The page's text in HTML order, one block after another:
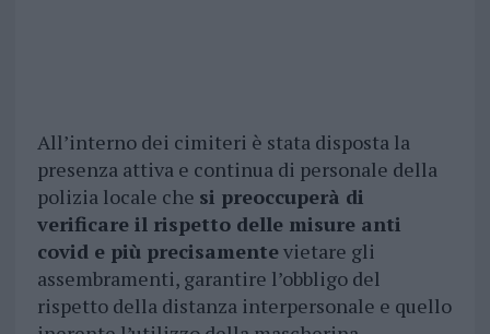
All’interno dei cimiteri è stata disposta la
presenza attiva e continua di personale della
polizia locale che si preoccuperà di
verificare il rispetto delle misure anti
covid e più precisamentevietare gli
assembramenti, garantire l’obbligo del
rispetto della distanza interpersonale e quello